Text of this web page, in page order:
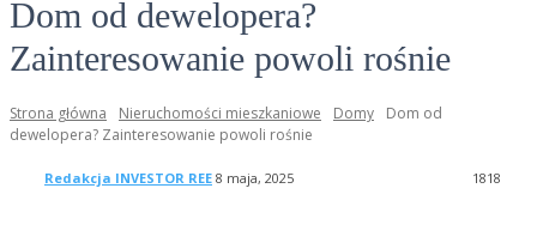
Dom od dewelopera?
Zainteresowanie powoli rośnie
Strona główna Nieruchomości mieszkaniowe Domy
Dom od
dewelopera? Zainteresowanie powoli rośnie
Redakcja INVESTOR REE 8 maja, 2025 1818